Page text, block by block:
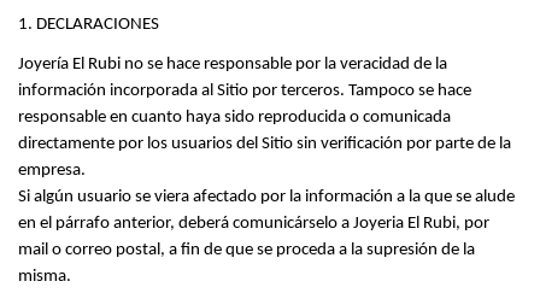
1. DECLARACIONES
Joyería El Rubi no se hace responsable por la veracidad de la
información incorporada al Sitio por terceros. Tampoco se hace
responsable en cuanto haya sido reproducida o comunicada
directamente por los usuarios del Sitio sin verificación por parte de la
empresa.
Si algún usuario se viera afectado por la información a la que se alude
en el párrafo anterior, deberá comunicárselo a Joyeria El Rubi, por
mail o correo postal, a fin de que se proceda a la supresión de la
misma.